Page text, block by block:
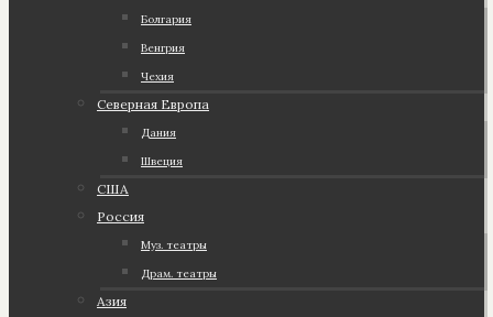
Болгария
Венгрия
Чехия
Северная Европа
Дания
Швеция
США
Россия
Муз. театры
Драм. театры
Азия